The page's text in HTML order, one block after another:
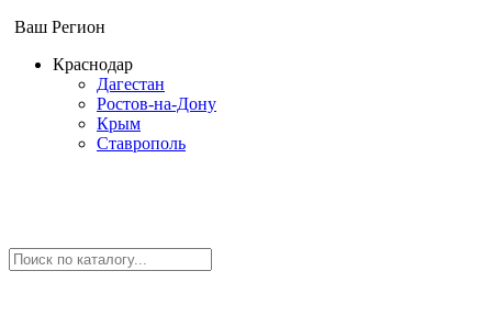
Ваш Регион
Краснодар
Дагестан
Ростов-на-Дону
Крым
Ставрополь